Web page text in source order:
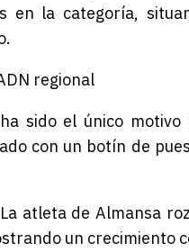
en la categoría,
regional
sido el único
con un botín de
La atleta de Almansa
un crecimiento